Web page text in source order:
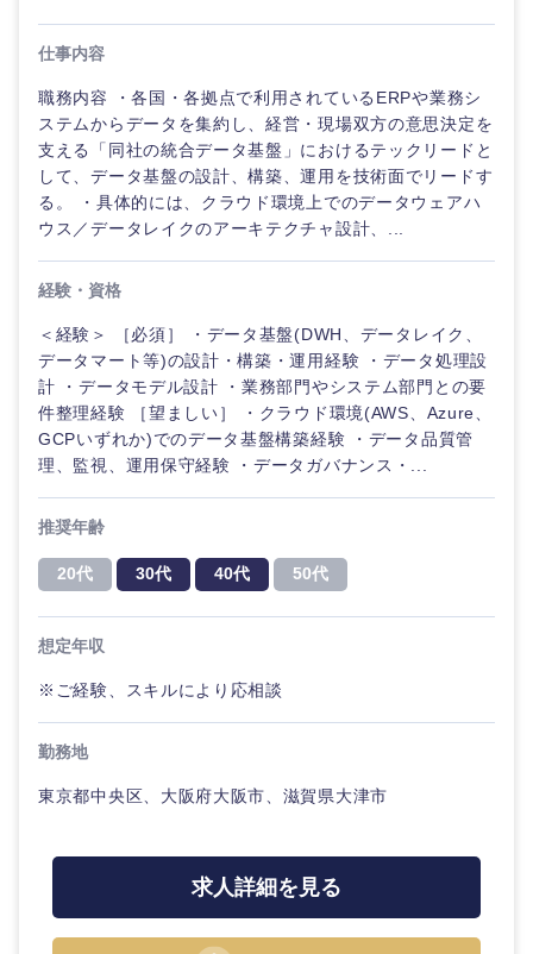
滋賀県 京都府
仕事内容
職務内容 ・各国・各拠点で利用されているERPや業務シ
ステムからデータを集約し、経営・現場双方の意思決定を
支える「同社の統合データ基盤」におけるテックリードと
して、データ基盤の設計、構築、運用を技術面でリードす
る。 ・具体的には、クラウド環境上でのデータウェアハ
ウス／データレイクのアーキテクチャ設計、...
経験・資格
＜経験＞ ［必須］ ・データ基盤(DWH、データレイク、
データマート等)の設計・構築・運用経験 ・データ処理設
計 ・データモデル設計 ・業務部門やシステム部門との要
件整理経験 ［望ましい］ ・クラウド環境(AWS、Azure、
GCPいずれか)でのデータ基盤構築経験 ・データ品質管
理、監視、運用保守経験 ・データガバナンス・...
推奨年齢
20代 30代 40代 50代
想定年収
※ご経験、スキルにより応相談
勤務地
東京都中央区、大阪府大阪市、滋賀県大津市
求人詳細を見る